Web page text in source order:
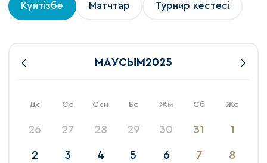
Күнтізбе Матчтар Турнир кестесі
МАУСЫМ2025
Дс Сс Ссн Бс Жм Сб Жс
26 27 28 29 30 31 1
2 3 4 5 6 7 8